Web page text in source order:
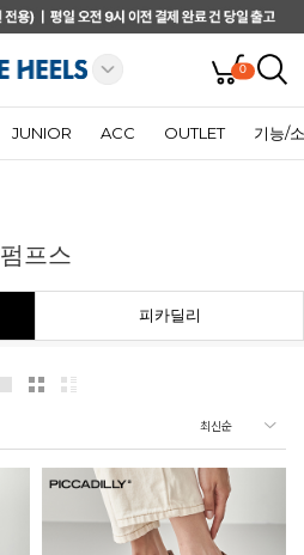
0
JUNIOR ACC OUTLET 기능/
펌프스
피카딜리